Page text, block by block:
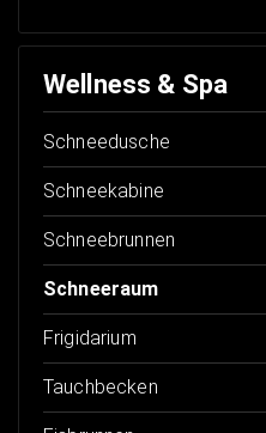
Wellness & Spa
Schneedusche
Schneekabine
Schneebrunnen
Schneeraum
Frigidarium
Tauchbecken